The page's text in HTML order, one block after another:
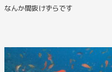
なんか間抜けずらです